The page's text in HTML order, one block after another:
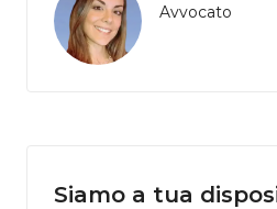
Avvocato
Siamo a tua